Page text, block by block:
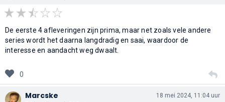
De eerste 4 afleveringen zijn prima, maar net zoals vele andere
series wordt het daarna langdradig en saai, waardoor de
interesse en aandacht weg dwaalt.
0
Marcske 18 mei 2024, 11:04 uur